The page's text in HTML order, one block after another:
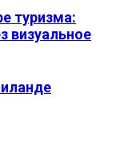
туризма:
визуальное